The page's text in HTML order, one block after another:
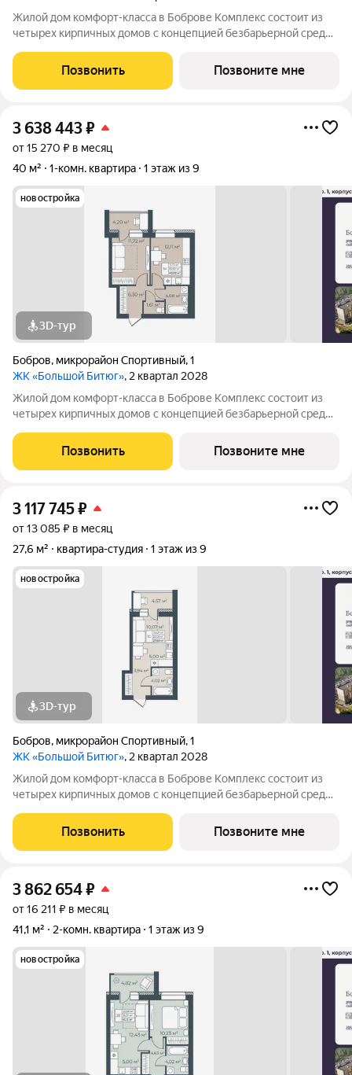
Жилой дом комфорт-класса в Боброве Комплекс состоит из
четырех кирпичных домов с концепцией безбарьерной среды,
пожилых людей и родителей с колясками. Функциональное
использование квадратных
Позвонить Позвоните мне
3 638 443₽
от 15 270 ₽ в месяц
40 м²
1-комн. квартира 1 этаж из 9
новостройка
3D-тур
Бобров, микрорайон Спортивный,1
ЖК «Большой Битюг», 2 квартал 2028
Жилой дом комфорт-класса в Боброве Комплекс состоит из
четырех кирпичных домов с концепцией безбарьерной среды,
пожилых людей и родителей с колясками. Функциональное
использование квадратных
Позвонить Позвоните мне
3 117 745₽
от 13 085 ₽ в месяц
27,6 м²
квартира-студия 1 этаж из 9
новостройка
3D-тур
Бобров, микрорайон Спортивный,1
ЖК «Большой Битюг», 2 квартал 2028
Жилой дом комфорт-класса в Боброве Комплекс состоит из
четырех кирпичных домов с концепцией безбарьерной среды,
пожилых людей и родителей с колясками. Функциональное
использование квадратных
Позвонить Позвоните мне
3 862 654₽
от 16 211 ₽ в месяц
41,1 м²
2-комн. квартира 1 этаж из 9
новостройка